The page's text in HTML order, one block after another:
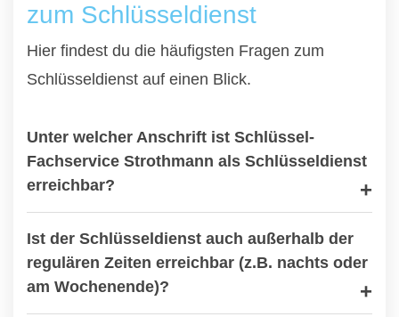
zum Schlüsseldienst
Hier findest du die häufigsten Fragen zum
Schlüsseldienst auf einen Blick.
Unter welcher Anschrift ist Schlüssel-
Fachservice Strothmann als Schlüsseldienst
erreichbar?
Ist der Schlüsseldienst auch außerhalb der
regulären Zeiten erreichbar (z.B. nachts oder
am Wochenende)?